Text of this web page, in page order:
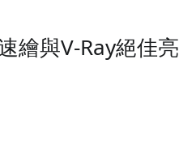
繪與V-Ray絕佳亮